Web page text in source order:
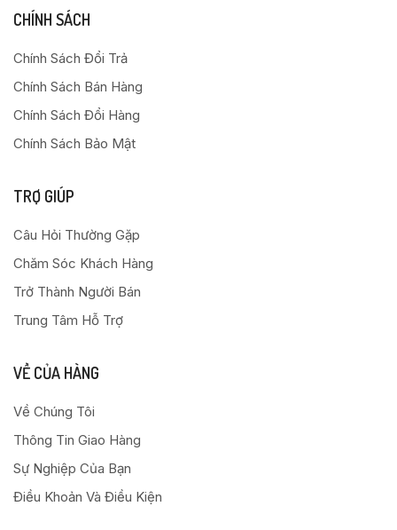
CHÍNH SÁCH
Chính Sách Đổi Trả
Chính Sách Bán Hàng
Chính Sách Đổi Hàng
Chính Sách Bảo Mật
TRỢ GIÚP
Câu Hỏi Thường Gặp
Chăm Sóc Khách Hàng
Trở Thành Người Bán
Trung Tâm Hỗ Trợ
VỀ CỦA HÀNG
Về Chúng Tôi
Thông Tin Giao Hàng
Sự Nghiệp Của Bạn
Điều Khoản Và Điều Kiện